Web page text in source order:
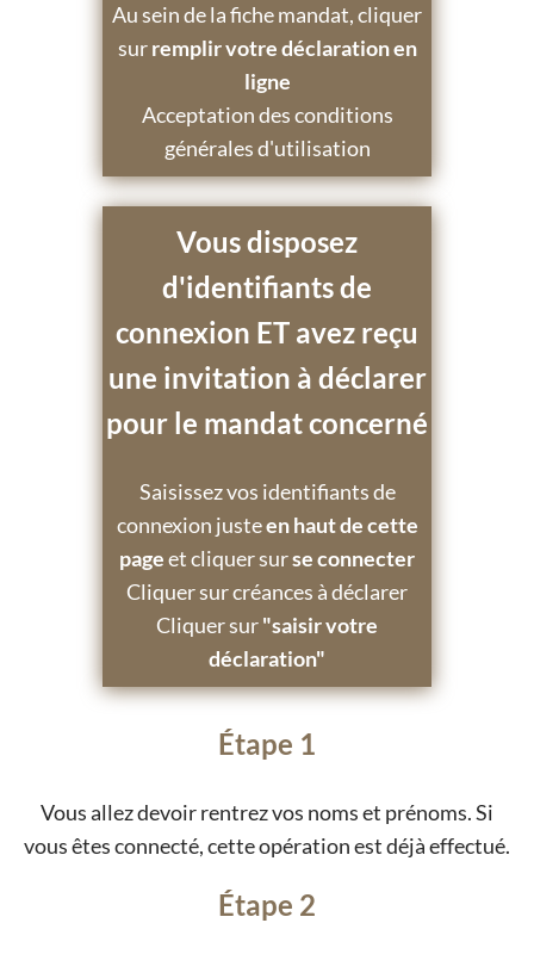
Vous disposez
d'identifiants de
connexion ET avez reçu
une invitation à déclarer
pour le mandat concerné
Saisissez vos identifiants de
connexion justeen haut de cette
pageet cliquer surse connecter
Cliquer sur créances à déclarer
Cliquer sur"saisir votre
déclaration"
Au sein de la fiche mandat, cliquer
surremplir votre déclaration en
ligne
Acceptation des conditions
générales d'utilisation
Étape 1
Vous allez devoir rentrez vos noms et prénoms. Si
vous êtes connecté, cette opération est déjà effectué.
Étape 2